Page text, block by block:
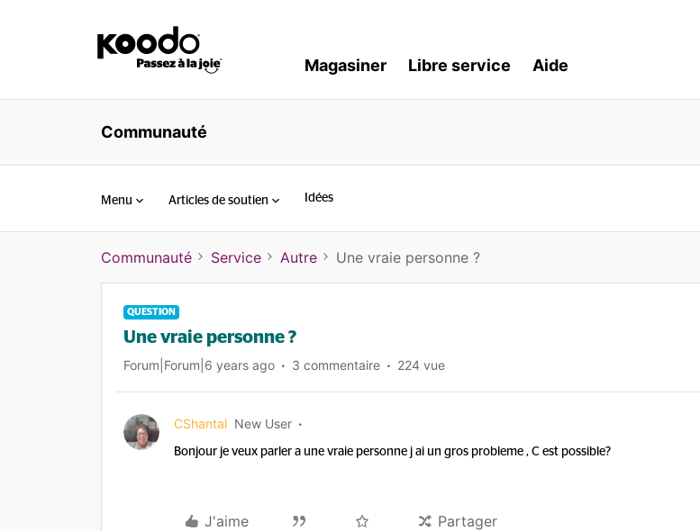
Magasiner Libre service Aide
Communauté
Menu Articles de soutien Idées
Communauté Service Autre Une vraie personne ?
QUESTION
Une vraie personne ?
Forum|Forum|6 years ago 3 commentaire 224 vue
CShantal New User
Bonjour je veux parler a une vraie personne j ai un gros probleme , C est possible?
J'aime Partager